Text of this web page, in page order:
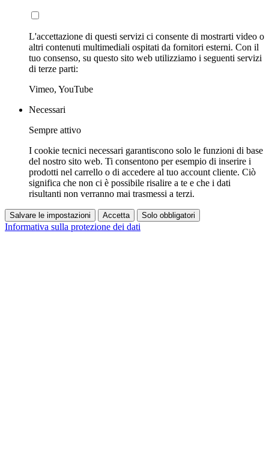
L'accettazione di questi servizi ci consente di mostrarti video o
altri contenuti multimediali ospitati da fornitori esterni. Con il
tuo consenso, su questo sito web utilizziamo i seguenti servizi
di terze parti:
Vimeo, YouTube
Necessari
Sempre attivo
I cookie tecnici necessari garantiscono solo le funzioni di base
del nostro sito web. Ti consentono per esempio di inserire i
prodotti nel carrello o di accedere al tuo account cliente. Ciò
significa che non ci è possibile risalire a te e che i dati
risultanti non verranno mai trasmessi a terzi.
Salvare le impostazioni Accetta Solo obbligatori
Informativa sulla protezione dei dati